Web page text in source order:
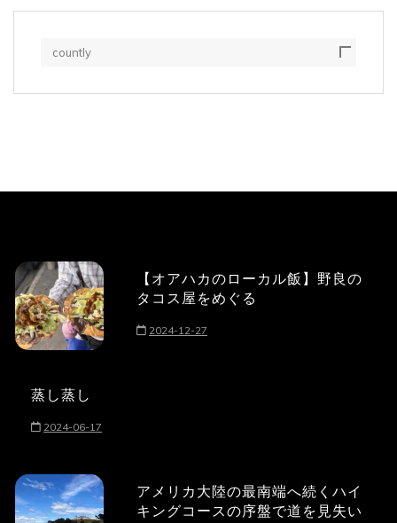
countly
【オアハカのローカル飯】野良の
タコス屋をめぐる
2024-12-27
蒸し蒸し
2024-06-17
アメリカ大陸の最南端へ続くハイ
キングコースの序盤で道を見失い